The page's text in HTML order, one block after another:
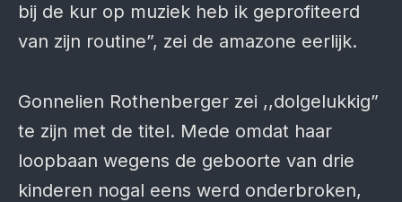
bij de kur op muziek heb ik geprofiteerd
van zijn routine”, zei de amazone eerlijk.
Gonnelien Rothenberger zei ,,dolgelukkig”
te zijn met de titel. Mede omdat haar
loopbaan wegens de geboorte van drie
kinderen nogal eens werd onderbroken,